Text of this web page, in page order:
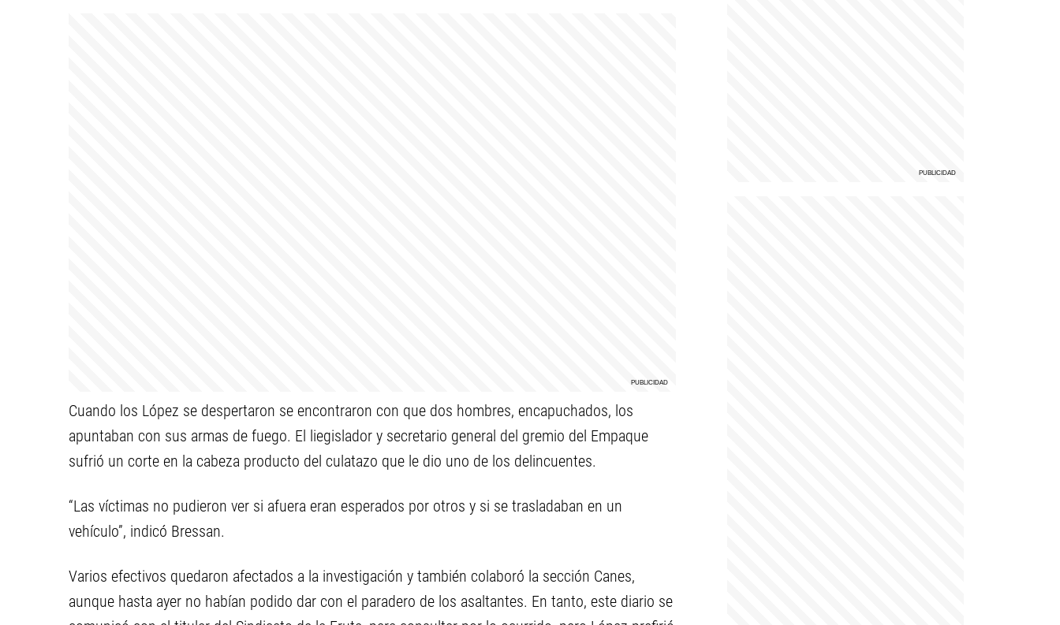
Cuando los López se despertaron se encontraron con que dos hombres, encapuchados, los
apuntaban con sus armas de fuego. El liegislador y secretario general del gremio del Empaque
sufrió un corte en la cabeza producto del culatazo que le dio uno de los delincuentes.
“Las víctimas no pudieron ver si afuera eran esperados por otros y si se trasladaban en un
vehículo”, indicó Bressan.
Varios efectivos quedaron afectados a la investigación y también colaboró la sección Canes,
aunque hasta ayer no habían podido dar con el paradero de los asaltantes. En tanto, este diario se